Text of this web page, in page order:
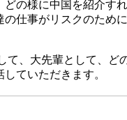
の様に中国を紹介す
仕事がリスクのため
、大先輩として、
ていただきます。